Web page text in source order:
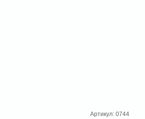
Артикул: 0744